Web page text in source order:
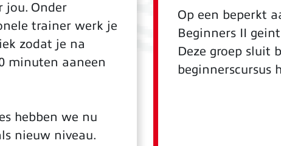
jou. Onder
trainer werk je
zodat je na
minuten aaneen
hebben we nu
nieuw niveau.
Op een beperkt
Beginners II
Deze groep sluit
beginnerscursus